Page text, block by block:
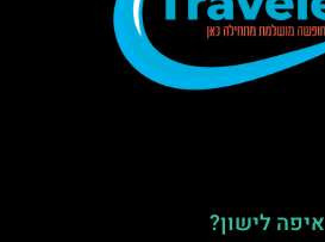
איפה לישון?